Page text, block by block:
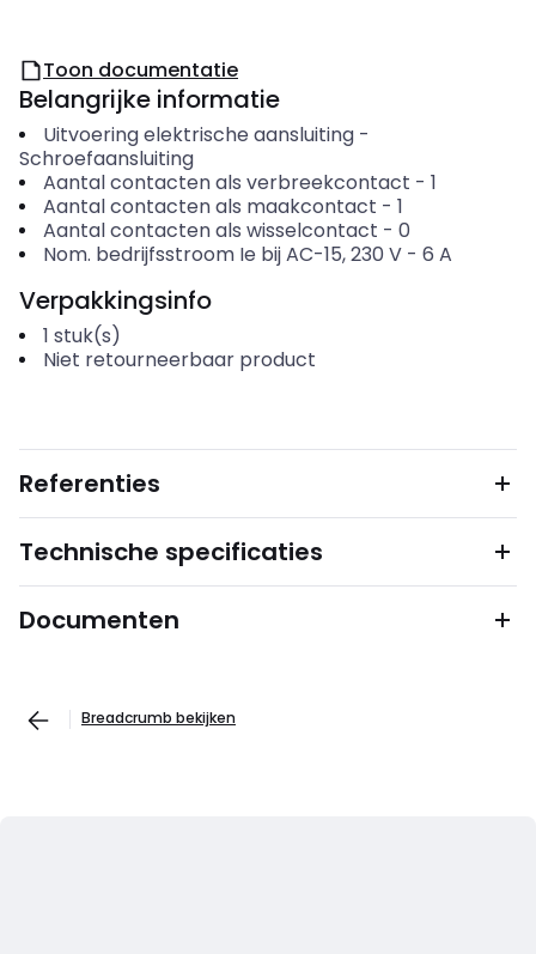
Toon documentatie
Belangrijke informatie
Uitvoering elektrische aansluiting-
Schroefaansluiting
Aantal contacten als verbreekcontact - 1
Aantal contacten als maakcontact - 1
Aantal contacten als wisselcontact - 0
Nom. bedrijfsstroom Ie bij AC-15, 230 V- 6 A
Verpakkingsinfo
1 stuk(s)
Niet retourneerbaar product
Referenties
Technische specificaties
Documenten
Breadcrumb bekijken